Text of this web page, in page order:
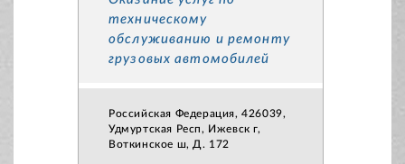
техническому
обслуживанию и ремонту
грузовых автомобилей
Российская Федерация, 426039,
Удмуртская Респ, Ижевск г,
Воткинское ш, Д. 172